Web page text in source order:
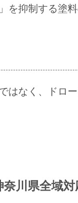
を抑制する塗
はなく、ドロ
川県全域対